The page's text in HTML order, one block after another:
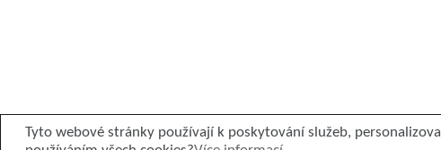
Tyto webové stránky používají k poskytování služeb,